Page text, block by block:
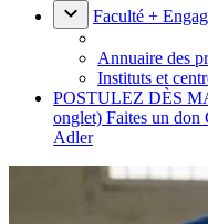
Faculté +
Annuaire des
Instituts et
POSTULEZ DÈS
onglet) Faites un don
Adler